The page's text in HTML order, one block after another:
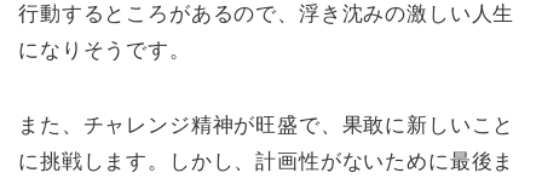
行動するところがあるので、浮き沈みの激しい人生
になりそうです。
また、チャレンジ精神が旺盛で、果敢に新しいこと
に挑戦します。しかし、計画性がないために最後ま